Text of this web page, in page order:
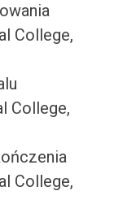
College,
College,
College,